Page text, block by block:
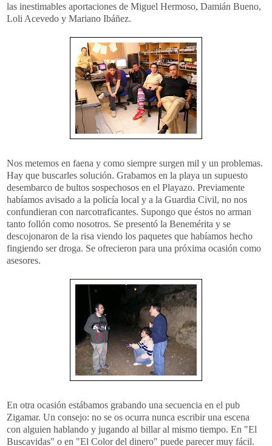
las inestimables aportaciones de Miguel Hermoso, Damián Bueno,
Loli Acevedo y Mariano Ibáñez.
Nos metemos en faena y como siempre surgen mil y un problemas.
Hay que buscarles solución. Grabamos en la playa un supuesto
desembarco de bultos sospechosos en el Playazo. Previamente
habíamos avisado a la policía local y a la Guardia Civil, no nos
confundieran con narcotraficantes. Supongo que éstos no arman
tanto follón como nosotros. Se presentó la Benemérita y se
descojonaron de la risa viendo los paquetes que habíamos hecho
fingiendo ser droga. Se ofrecieron para una próxima ocasión como
asesores.
En otra ocasión estábamos grabando una secuencia en el pub
Zigamar. Un consejo: no se os ocurra nunca escribir una escena
con alguien hablando y jugando al billar al mismo tiempo. En "El
Buscavidas" o en "El Color del dinero" puede parecer muy fácil.